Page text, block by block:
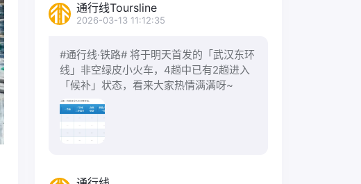
通行线Toursline
2026-03-13 11:12:35
#通行线·铁路# 将于明天首发的「武汉东环
线」非空绿皮小火车，4趟中已有2趟进入
「候补」状态，看来大家热情满满呀~